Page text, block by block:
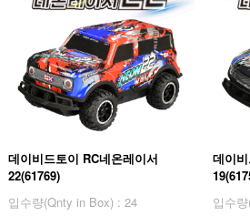
데이비드토이 RC네온레이서
22(61769)
입수량(Qnty in Box) : 24
데이
입수